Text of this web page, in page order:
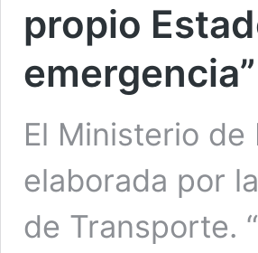
propio
emergencia”
El Ministerio
elaborada por
de Transporte.